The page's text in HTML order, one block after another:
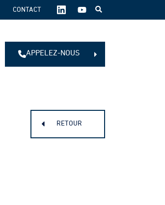
CONTACT
SUIVEZ-
NOUS
APPELEZ-NOUS
RETOUR